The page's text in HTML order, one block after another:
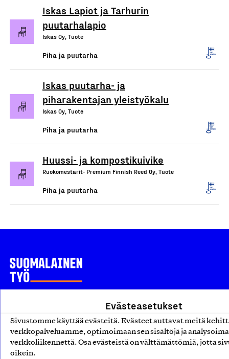
Evästeasetukset
Sivustomme käyttää evästeitä. Evästeet auttavat meitä
verkkopalveluamme, optimoimaan sen sisältöjä ja
verkkoliikennettä. Osa evästeistä on välttämättömiä, jotta
oikein.
Iskas Lapiot ja Tarhurin
puutarhalapio
Iskas Oy, Tuote
Piha ja puutarha
Iskas puutarha- ja
piharakentajan yleistyökalu
Iskas Oy, Tuote
Piha ja puutarha
Huussi- ja kompostikuivike
Ruokomestarit- Premium Finnish Reed Oy, Tuote
Piha ja puutarha
Olemme jäsentemme omistama puolueeton,
Jäseninämme on koko suomalaisen yhteiskunnan kirjo
pienistä pajoista ja yhteisöistä kansainvälisiin